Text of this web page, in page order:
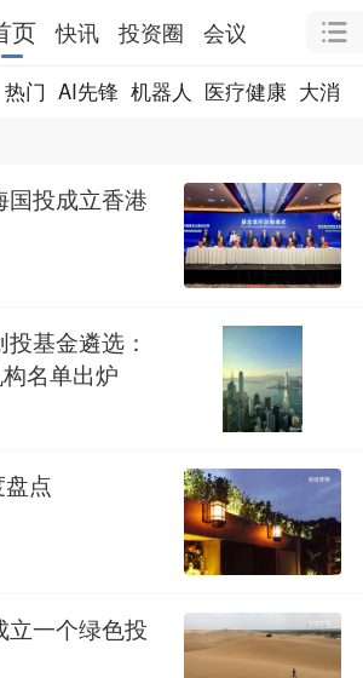
页 快讯 投资圈
会议
热门 AI先锋 机器人 医疗健康 大消费
国投成立香港
基金遴选：
名单出炉
点
立一个绿色投